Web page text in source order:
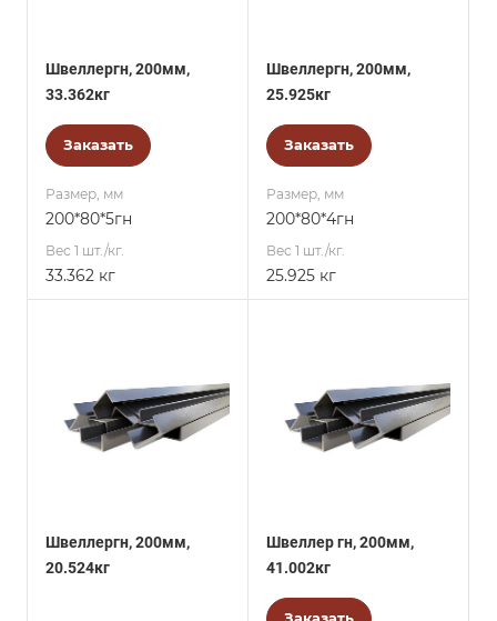
Швеллергн, 200мм,
33.362кг
Заказать
Размер, мм
200*80*5гн
Вес 1 шт./кг.
33.362 кг
Швеллергн, 200мм,
25.925кг
Заказать
Размер, мм
200*80*4гн
Вес 1 шт./кг.
25.925 кг
Швеллергн, 200мм,
20.524кг
Швеллер гн, 200мм,
41.002кг